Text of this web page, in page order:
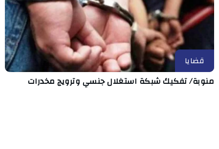
قضايا
منوبة/ تفكيك شبكة استغلال جنسي وترويج مخدرات